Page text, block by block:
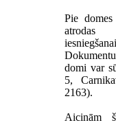
Pie domes
atrodas
domi var
5,
2163).
Aicinām